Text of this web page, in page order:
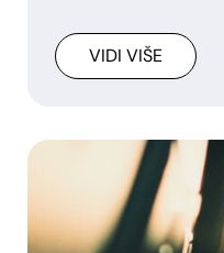
VIDI VIŠE